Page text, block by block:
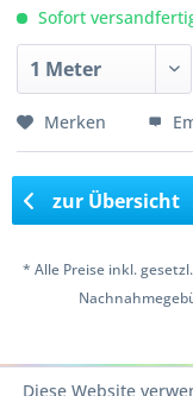
Sofort
Merken
zur Übersicht
* Alle Preise inkl.
Diese Website